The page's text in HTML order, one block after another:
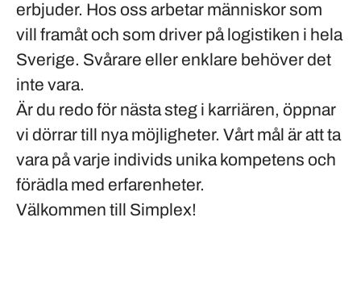
erbjuder. Hos oss arbetar människor som
vill framåt och som driver på logistiken i hela
Sverige. Svårare eller enklare behöver det
inte vara.
Är du redo för nästa steg i karriären, öppnar
vi dörrar till nya möjligheter. Vårt mål är att ta
vara på varje individs unika kompetens och
förädla med erfarenheter.
Välkommen till Simplex!